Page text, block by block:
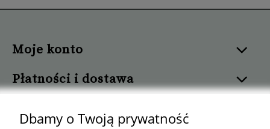
Moje konto
Płatności i dostawa
Dbamy o Twoją prywatność